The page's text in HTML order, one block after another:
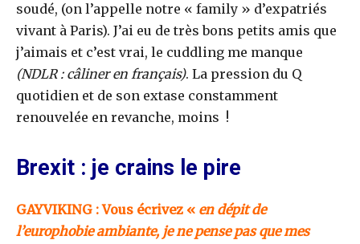
soudé, (on l’appelle notre « family » d’expatriés
vivant à Paris). J’ai eu de très bons petits amis que
j’aimais et c’est vrai, le cuddling me manque
(NDLR : câliner en français). La pression du Q
quotidien et de son extase constamment
renouvelée en revanche, moins !
Brexit : je crains le pire
GAYVIKING : Vous écrivez « en dépit de
l’europhobie ambiante, je ne pense pas que mes